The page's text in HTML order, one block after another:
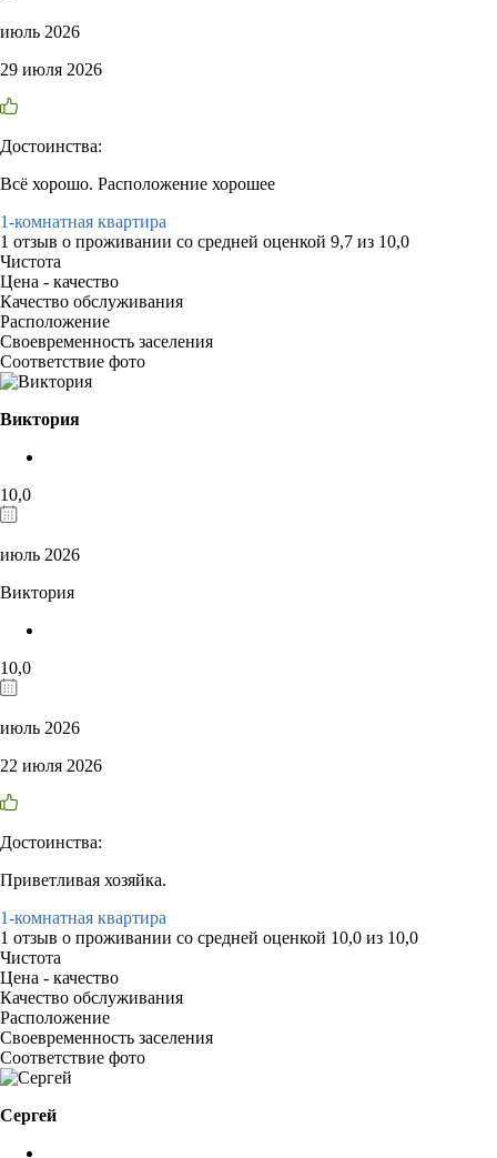
июль 2026
29 июля 2026
Достоинства:
Всё хорошо. Расположение хорошее
1-комнатная квартира
1 отзыв о проживании со средней оценкой 9,7 из 10,0
Чистота
Цена - качество
Качество обслуживания
Расположение
Своевременность заселения
Соответствие фото
Виктория
10,0
июль 2026
Виктория
10,0
июль 2026
22 июля 2026
Достоинства:
Приветливая хозяйка.
1-комнатная квартира
1 отзыв о проживании со средней оценкой 10,0 из 10,0
Чистота
Цена - качество
Качество обслуживания
Расположение
Своевременность заселения
Соответствие фото
Сергей